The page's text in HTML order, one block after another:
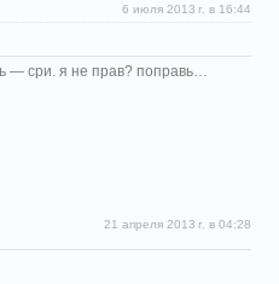
6 июля 2013 г. в 16:44
— сри. я не прав? поправь…
21 апреля 2013 г. в 04:28